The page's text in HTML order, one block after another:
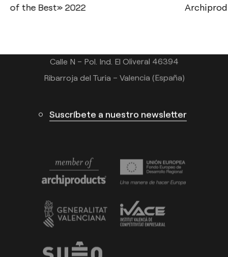
of the Best» 2022Tel.: +34 961 667 207
Calle N – Pol. Ind. El Oliveral 46394
Ribarroja del Turia – Valencia (España)
Suscríbete a nuestro newsletter